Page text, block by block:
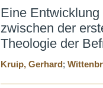
Eine
zwischen der
Theologie der
Kruip, Gerhard;